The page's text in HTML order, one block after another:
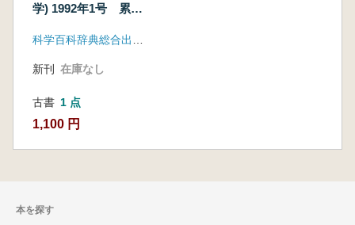
学) 1992年1号 累計
新刊 在庫なし
古書 1 点
1,100 円
本を探す